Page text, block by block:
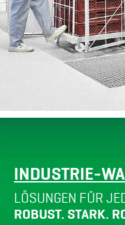
INDUSTRIE-
LÖSUNGEN FÜR
ROBUST. STARK.